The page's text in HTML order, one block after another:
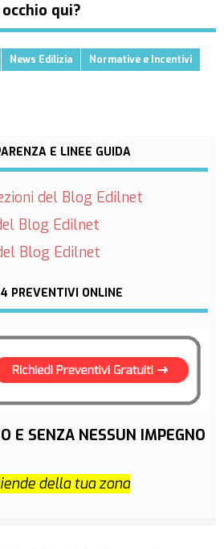
qui?
News Edilizia Normative e Incentivi
E LINEE GUIDA
del Blog Edilnet
Blog Edilnet
Blog Edilnet
PREVENTIVI ONLINE
E SENZA NESSUN IMPEGNO
della tua zona